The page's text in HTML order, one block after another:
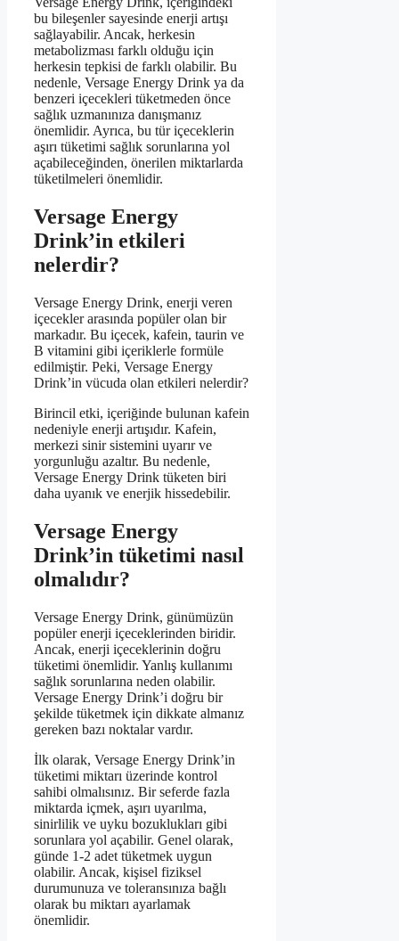
bu bileşenler sayesinde enerji artışı
sağlayabilir. Ancak, herkesin
metabolizması farklı olduğu için
herkesin tepkisi de farklı olabilir. Bu
nedenle, Versage Energy Drink ya da
benzeri içecekleri tüketmeden önce
sağlık uzmanınıza danışmanız
önemlidir. Ayrıca, bu tür içeceklerin
aşırı tüketimi sağlık sorunlarına yol
açabileceğinden, önerilen miktarlarda
tüketilmeleri önemlidir.
Versage Energy
Drink’in etkileri
nelerdir?
Versage Energy Drink, enerji veren
içecekler arasında popüler olan bir
markadır. Bu içecek, kafein, taurin ve
B vitamini gibi içeriklerle formüle
edilmiştir. Peki, Versage Energy
Drink’in vücuda olan etkileri nelerdir?
Birincil etki, içeriğinde bulunan kafein
nedeniyle enerji artışıdır. Kafein,
merkezi sinir sistemini uyarır ve
yorgunluğu azaltır. Bu nedenle,
Versage Energy Drink tüketen biri
daha uyanık ve enerjik hissedebilir.
Versage Energy
Drink’in tüketimi nasıl
olmalıdır?
Versage Energy Drink, günümüzün
popüler enerji içeceklerinden biridir.
Ancak, enerji içeceklerinin doğru
tüketimi önemlidir. Yanlış kullanımı
sağlık sorunlarına neden olabilir.
Versage Energy Drink’i doğru bir
şekilde tüketmek için dikkate almanız
gereken bazı noktalar vardır.
İlk olarak, Versage Energy Drink’in
tüketimi miktarı üzerinde kontrol
sahibi olmalısınız. Bir seferde fazla
miktarda içmek, aşırı uyarılma,
sinirlilik ve uyku bozuklukları gibi
sorunlara yol açabilir. Genel olarak,
günde 1-2 adet tüketmek uygun
olabilir. Ancak, kişisel fiziksel
durumunuza ve toleransınıza bağlı
olarak bu miktarı ayarlamak
önemlidir.